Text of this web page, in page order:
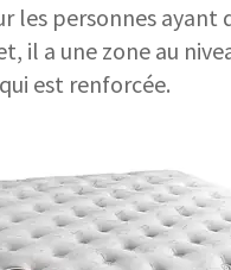
les personnes ayant
il a une zone au
est renforcée.